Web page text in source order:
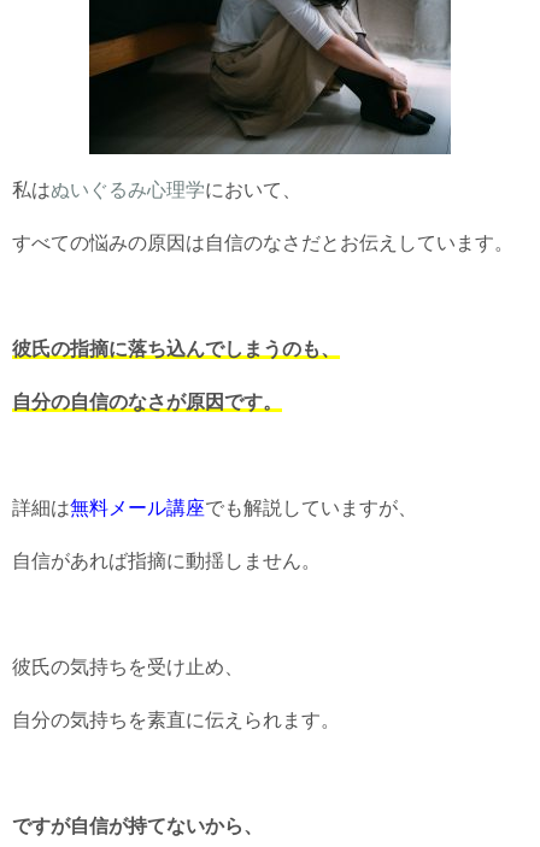
私はぬいぐるみ心理学において、
すべての悩みの原因は自信のなさだとお伝えしています。
彼氏の指摘に落ち込んでしまうのも、
自分の自信のなさが原因です。
詳細は無料メール講座でも解説していますが、
自信があれば指摘に動揺しません。
彼氏の気持ちを受け止め、
自分の気持ちを素直に伝えられます。
ですが自信が持てないから、